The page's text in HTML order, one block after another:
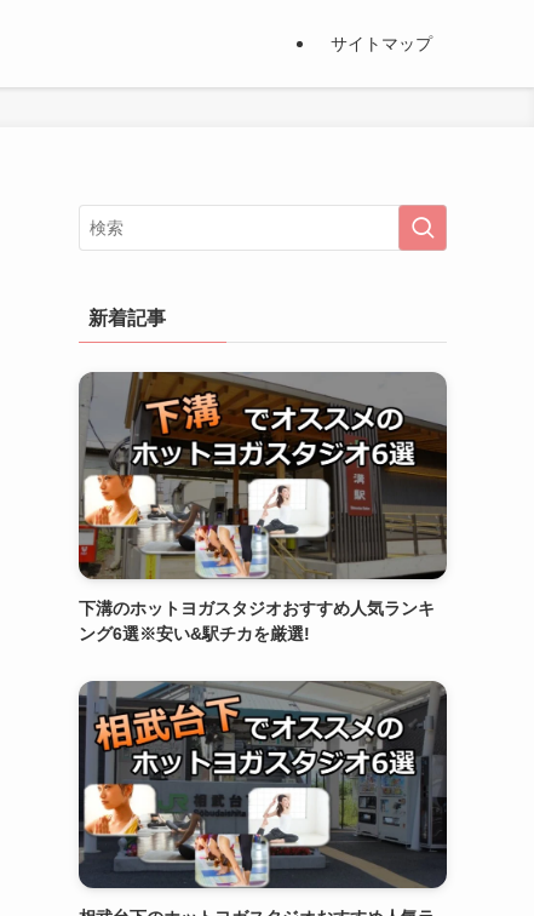
サイトマップ
新着記事
下溝のホットヨガスタジオおすすめ人気ランキ
ング6選※安い&駅チカを厳選!